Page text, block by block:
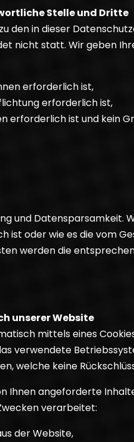
Stelle und Dritte
den in dieser
nicht statt. Wir geben
erforderlich ist,
erforderlich ist,
ist und kein
und Datensparsamkeit.
ist oder wie es die vom
werden die
unserer Website
mittels eines
verwendete
welche keine
Ihnen angeforderte
verarbeitet:
der Website,